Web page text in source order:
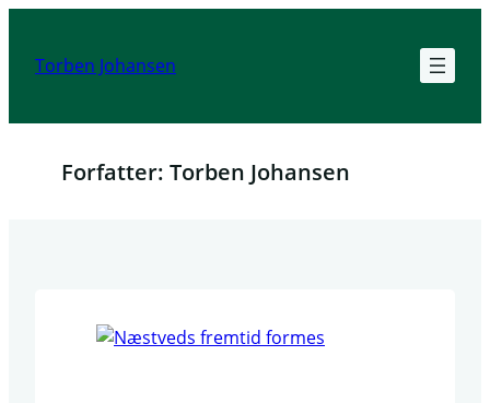
indhold
Torben Johansen
Forfatter: Torben Johansen